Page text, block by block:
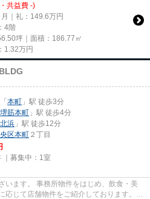
共益費 -)
｜礼：149.6万円
4階
坪｜面積：186.77㎡
1.32万円
「本町 」駅 徒歩3分
堺筋本町 」駅 徒歩4分
北浜 」駅 徒歩12分
区本町 ２丁目
募集中： 1室
います。 事務所物件をはじめ、飲食・美
じて店舗物件をご紹介しております。